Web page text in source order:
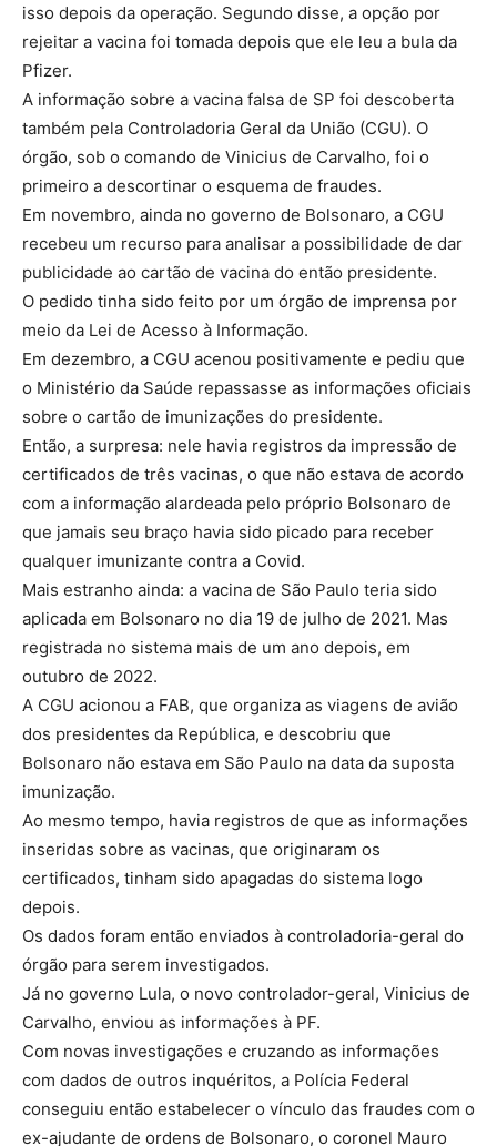
isso depois da operação. Segundo disse, a opção por
rejeitar a vacina foi tomada depois que ele leu a bula da
Pfizer.
A informação sobre a vacina falsa de SP foi descoberta
também pela Controladoria Geral da União (CGU). O
órgão, sob o comando de Vinicius de Carvalho, foi o
primeiro a descortinar o esquema de fraudes.
Em novembro, ainda no governo de Bolsonaro, a CGU
recebeu um recurso para analisar a possibilidade de dar
publicidade ao cartão de vacina do então presidente.
O pedido tinha sido feito por um órgão de imprensa por
meio da Lei de Acesso à Informação.
Em dezembro, a CGU acenou positivamente e pediu que
o Ministério da Saúde repassasse as informações oficiais
sobre o cartão de imunizações do presidente.
Então, a surpresa: nele havia registros da impressão de
certificados de três vacinas, o que não estava de acordo
com a informação alardeada pelo próprio Bolsonaro de
que jamais seu braço havia sido picado para receber
qualquer imunizante contra a Covid.
Mais estranho ainda: a vacina de São Paulo teria sido
aplicada em Bolsonaro no dia 19 de julho de 2021. Mas
registrada no sistema mais de um ano depois, em
outubro de 2022.
A CGU acionou a FAB, que organiza as viagens de avião
dos presidentes da República, e descobriu que
Bolsonaro não estava em São Paulo na data da suposta
imunização.
Ao mesmo tempo, havia registros de que as informações
inseridas sobre as vacinas, que originaram os
certificados, tinham sido apagadas do sistema logo
depois.
Os dados foram então enviados à controladoria-geral do
órgão para serem investigados.
Já no governo Lula, o novo controlador-geral, Vinicius de
Carvalho, enviou as informações à PF.
Com novas investigações e cruzando as informações
com dados de outros inquéritos, a Polícia Federal
conseguiu então estabelecer o vínculo das fraudes com o
ex-ajudante de ordens de Bolsonaro, o coronel Mauro